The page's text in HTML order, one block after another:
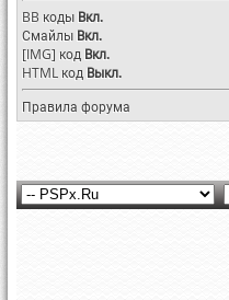
BB коды Вкл.
Смайлы Вкл.
[IMG] код Вкл.
HTML код Выкл.
Правила форума